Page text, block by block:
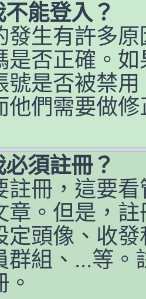
能登入？
發生有許多
是否正確。
號是否被禁
他們需要做修
須註冊？
註冊，這要
章。但是，
定頭像、收
群組、...等